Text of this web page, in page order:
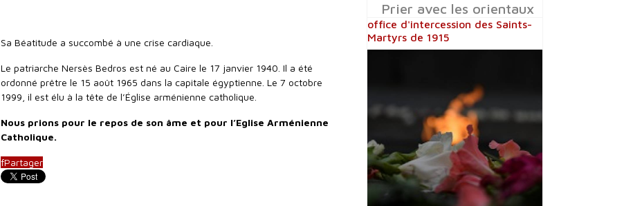
Sa Béatitude a succombé à une crise cardiaque.
Le patriarche Nersès Bedros est né au Caire le 17 janvier 1940. Il a été
ordonné prêtre le 15 août 1965 dans la capitale égyptienne. Le 7 octobre
1999, il est élu à la tête de l’Église arménienne catholique.
Nous prions pour le repos de son âme et pour l’Eglise Arménienne
Catholique.
fPartager
Prier avec les orientaux
office d'intercession des Saints-
Martyrs de 1915